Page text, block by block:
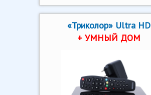
«Триколор» Ultra HD
+ УМНЫЙ ДОМ